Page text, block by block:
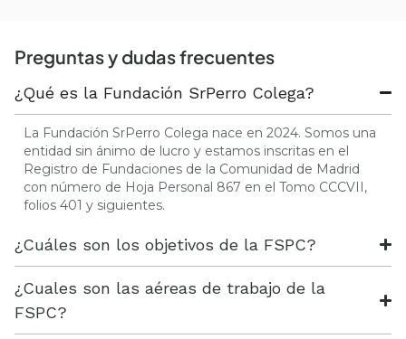
Preguntas y dudas frecuentes
¿Qué es la Fundación SrPerro Colega?
La Fundación SrPerro Colega nace en 2024. Somos una
entidad sin ánimo de lucro y estamos inscritas en el
Registro de Fundaciones de la Comunidad de Madrid
con número de Hoja Personal 867 en el Tomo CCCVII,
folios 401 y siguientes.
¿Cuáles son los objetivos de la FSPC?
¿Cuales son las aéreas de trabajo de la
FSPC?